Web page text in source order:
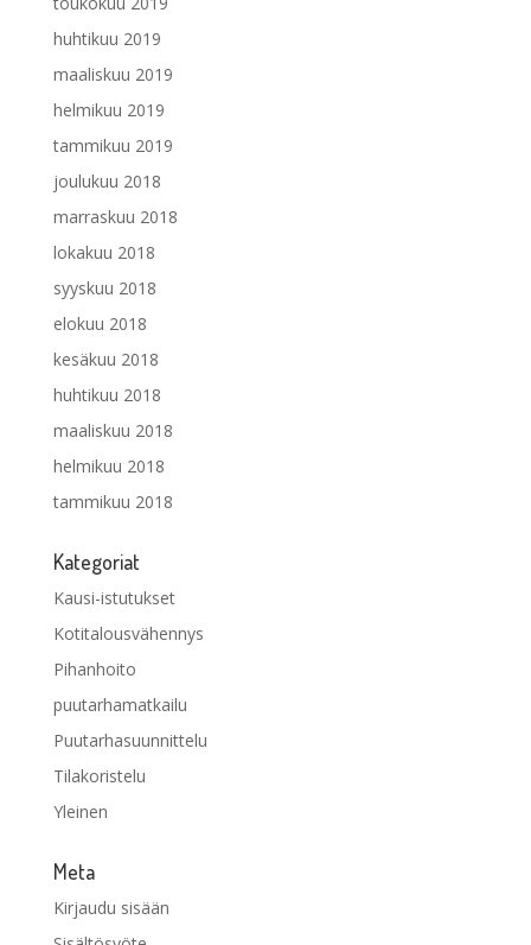
huhtikuu 2019
maaliskuu 2019
helmikuu 2019
tammikuu 2019
joulukuu 2018
marraskuu 2018
lokakuu 2018
syyskuu 2018
elokuu 2018
kesäkuu 2018
huhtikuu 2018
maaliskuu 2018
helmikuu 2018
tammikuu 2018
Kategoriat
Kausi-istutukset
Kotitalousvähennys
Pihanhoito
puutarhamatkailu
Puutarhasuunnittelu
Tilakoristelu
Yleinen
Meta
Kirjaudu sisään